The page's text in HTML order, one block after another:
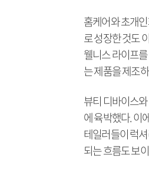
홈케어와 초개
로 성장한 것도
웰니스 라이프
는 제품을 제조
뷰티 디바이스
에 육박했다. 이
테일러들이 럭
되는 흐름도 보